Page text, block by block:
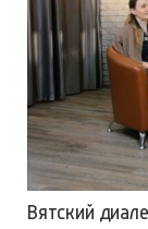
Вятский